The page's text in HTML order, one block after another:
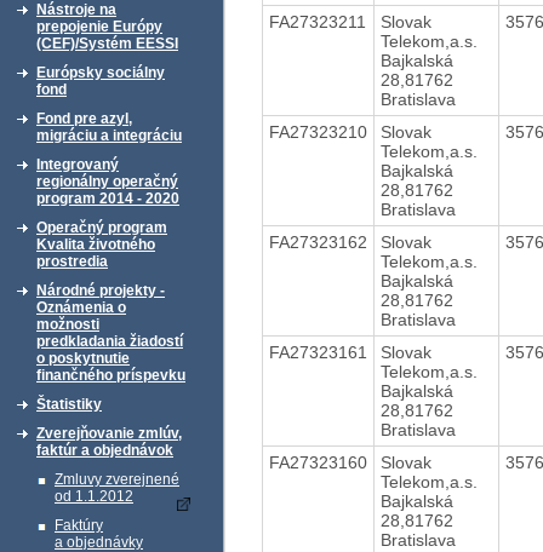
Nástroje na
prepojenie Európy
(CEF)/Systém EESSI
Európsky sociálny
fond
Fond pre azyl,
migráciu a integráciu
Integrovaný
regionálny operačný
program 2014 - 2020
Operačný program
Kvalita životného
prostredia
Národné projekty -
Oznámenia o
možnosti
predkladania žiadostí
o poskytnutie
finančného príspevku
Štatistiky
Zverejňovanie zmlúv,
faktúr a objednávok
Zmluvy zverejnené
od 1.1.2012
Faktúry
a objednávky
FA27323211
Slovak
Telekom,a.s.
Bajkalská
28,81762
Bratislava
FA27323210
Slovak
Telekom,a.s.
Bajkalská
28,81762
Bratislava
FA27323162
Slovak
Telekom,a.s.
Bajkalská
28,81762
Bratislava
FA27323161
Slovak
Telekom,a.s.
Bajkalská
28,81762
Bratislava
FA27323160
Slovak
Telekom,a.s.
Bajkalská
28,81762
Bratislava